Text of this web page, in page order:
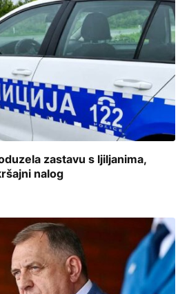
zastavu s ljiljanima,
nalog